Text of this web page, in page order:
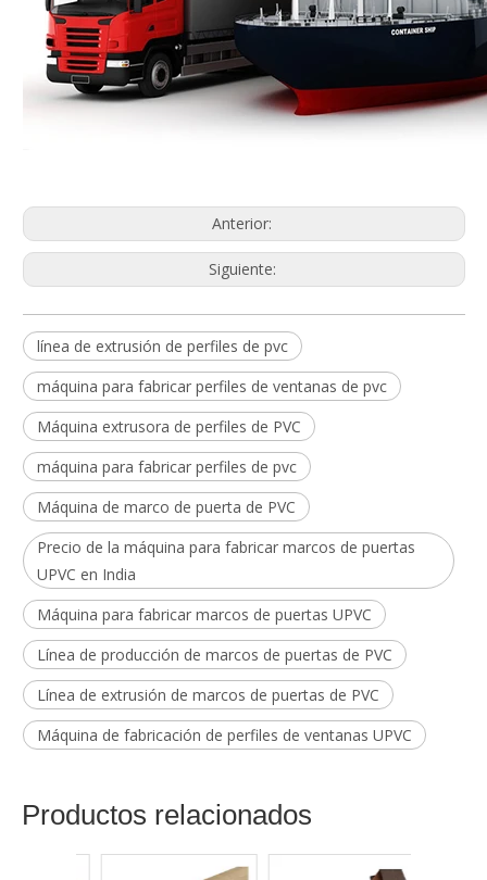
Anterior:
Siguiente:
línea de extrusión de perfiles de pvc
máquina para fabricar perfiles de ventanas de pvc
Máquina extrusora de perfiles de PVC
máquina para fabricar perfiles de pvc
Máquina de marco de puerta de PVC
Precio de la máquina para fabricar marcos de puertas
UPVC en India
Máquina para fabricar marcos de puertas UPVC
Línea de producción de marcos de puertas de PVC
Línea de extrusión de marcos de puertas de PVC
Máquina de fabricación de perfiles de ventanas UPVC
Productos relacionados